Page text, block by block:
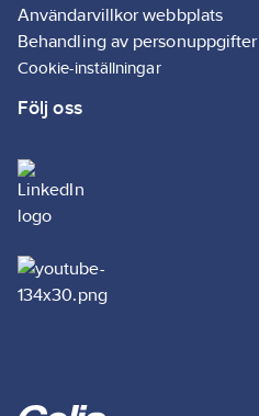
Användarvillkor webbplats
Behandling av personuppgifter
Cookie-inställningar
Följ oss